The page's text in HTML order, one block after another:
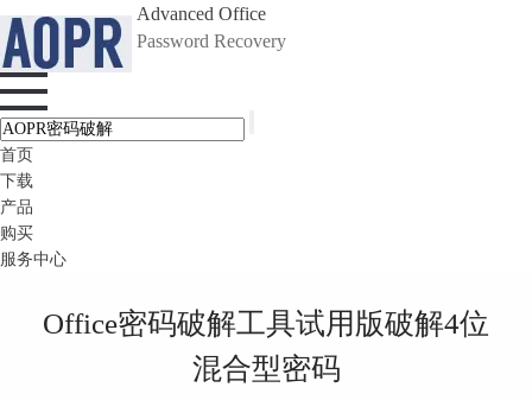
Advanced Office
Password Recovery
首页
下载
产品
购买
服务中心
Office密码破解工具试用版破解4位
混合型密码